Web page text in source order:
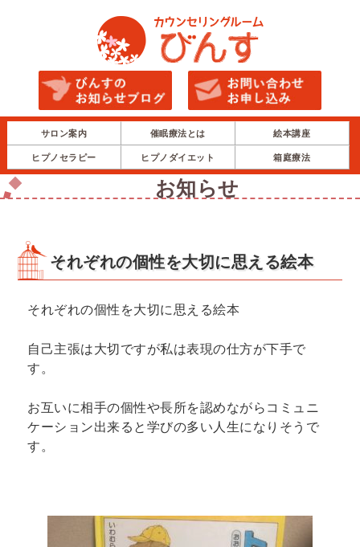
サロン案内 催眠療法とは 絵本講座
ヒプノセラピー ヒプノダイエット 箱庭療法
お知らせ
それぞれの個性を大切に思える絵本
それぞれの個性を大切に思える絵本
自己主張は大切ですが私は表現の仕方が下手で
す。
お互いに相手の個性や長所を認めながらコミュニ
ケーション出来ると学びの多い人生になりそうで
す。